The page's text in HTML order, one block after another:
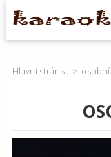
Hlavní stránka